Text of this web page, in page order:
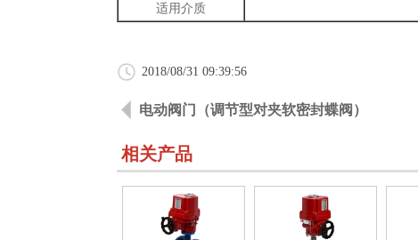
适用介质
2018/08/31 09:39:56
电动阀门（调节型对夹软密封蝶阀）
相关产品